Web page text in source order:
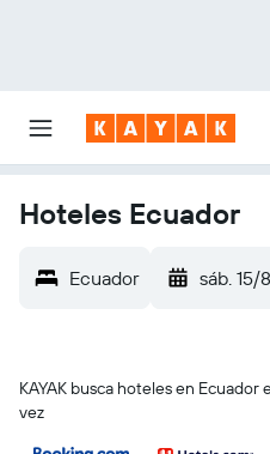
Hoteles Ecuador
Ecuador sáb. 15/8
KAYAK busca hoteles en
vez